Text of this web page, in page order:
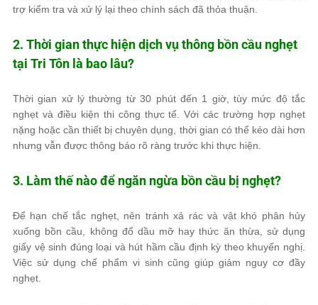
trợ kiểm tra và xử lý lại theo chính sách đã thỏa thuận.
2. Thời gian thực hiện dịch vụ thông bồn cầu nghẹt
tại Tri Tôn là bao lâu?
Thời gian xử lý thường từ 30 phút đến 1 giờ, tùy mức độ tắc
nghẹt và điều kiện thi công thực tế. Với các trường hợp nghẹt
nặng hoặc cần thiết bị chuyên dụng, thời gian có thể kéo dài hơn
nhưng vẫn được thông báo rõ ràng trước khi thực hiện.
3. Làm thế nào để ngăn ngừa bồn cầu bị nghẹt?
Để hạn chế tắc nghẹt, nên tránh xả rác và vật khó phân hủy
xuống bồn cầu, không đổ dầu mỡ hay thức ăn thừa, sử dụng
giấy vệ sinh đúng loại và hút hầm cầu định kỳ theo khuyến nghị.
Việc sử dụng chế phẩm vi sinh cũng giúp giảm nguy cơ đầy
nghẹt.